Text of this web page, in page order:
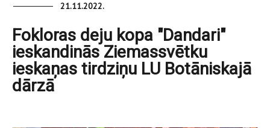
21.11.2022.
Fokloras deju kopa "Dandari"
ieskandinās Ziemassvētku
ieskaņas tirdziņu LU Botāniskajā
dārzā